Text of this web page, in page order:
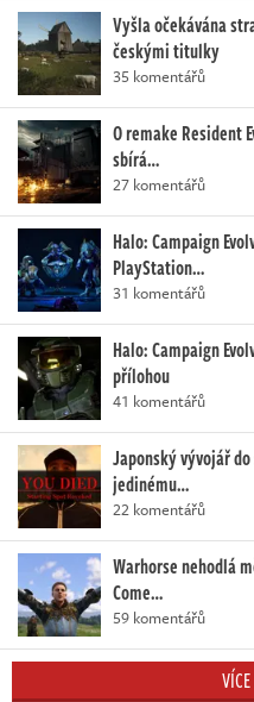
Vyšla očekávána
českými titulky
35 komentářů
O remake Resident
sbírá…
27 komentářů
Halo: Campaign
PlayStation…
31 komentářů
Halo: Campaign
přílohou
41 komentářů
Japonský vývojář
jedinému…
22 komentářů
Warhorse nehodlá
Come…
59 komentářů